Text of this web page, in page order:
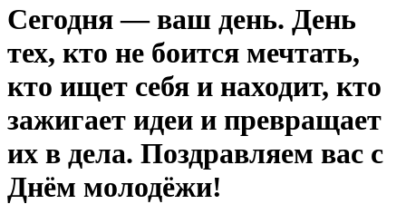
Сегодня — ваш день. День
тех, кто не боится мечтать,
кто ищет себя и находит, кто
зажигает идеи и превращает
их в дела. Поздравляем вас с
Днём молодёжи!